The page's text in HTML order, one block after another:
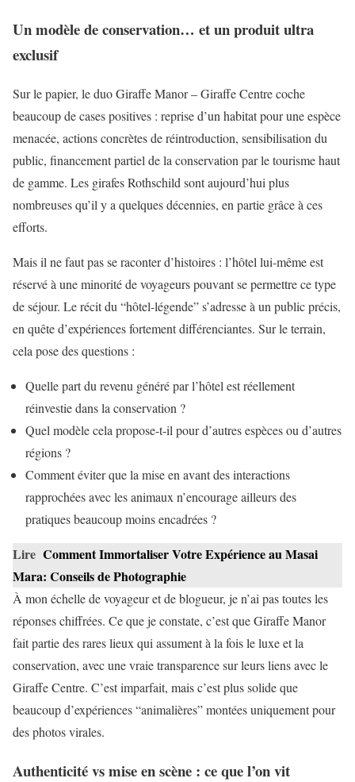
Un modèle de conservation… et un produit ultra
exclusif
Sur le papier, le duo Giraffe Manor – Giraffe Centre coche
beaucoup de cases positives : reprise d’un habitat pour une espèce
menacée, actions concrètes de réintroduction, sensibilisation du
public, financement partiel de la conservation par le tourisme haut
de gamme. Les girafes Rothschild sont aujourd’hui plus
nombreuses qu’il y a quelques décennies, en partie grâce à ces
efforts.
Mais il ne faut pas se raconter d’histoires : l’hôtel lui-même est
réservé à une minorité de voyageurs pouvant se permettre ce type
de séjour. Le récit du “hôtel-légende” s’adresse à un public précis,
en quête d’expériences fortement différenciantes. Sur le terrain,
cela pose des questions :
Quelle part du revenu généré par l’hôtel est réellement
réinvestie dans la conservation ?
Quel modèle cela propose-t-il pour d’autres espèces ou d’autres
régions ?
Comment éviter que la mise en avant des interactions
rapprochées avec les animaux n’encourage ailleurs des
pratiques beaucoup moins encadrées ?
Lire Comment Immortaliser Votre Expérience au Masai
Mara: Conseils de Photographie
À mon échelle de voyageur et de blogueur, je n’ai pas toutes les
réponses chiffrées. Ce que je constate, c’est que Giraffe Manor
fait partie des rares lieux qui assument à la fois le luxe et la
conservation, avec une vraie transparence sur leurs liens avec le
Giraffe Centre. C’est imparfait, mais c’est plus solide que
beaucoup d’expériences “animalières” montées uniquement pour
des photos virales.
Authenticité vs mise en scène : ce que l’on vit